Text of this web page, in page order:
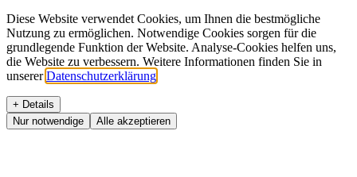
Diese Website verwendet Cookies, um Ihnen die bestmögliche
Nutzung zu ermöglichen. Notwendige Cookies sorgen für die
grundlegende Funktion der Website. Analyse-Cookies helfen uns,
die Website zu verbessern. Weitere Informationen finden Sie in
unserer Datenschutzerklärung
+ Details
Nur notwendige
Alle akzeptieren